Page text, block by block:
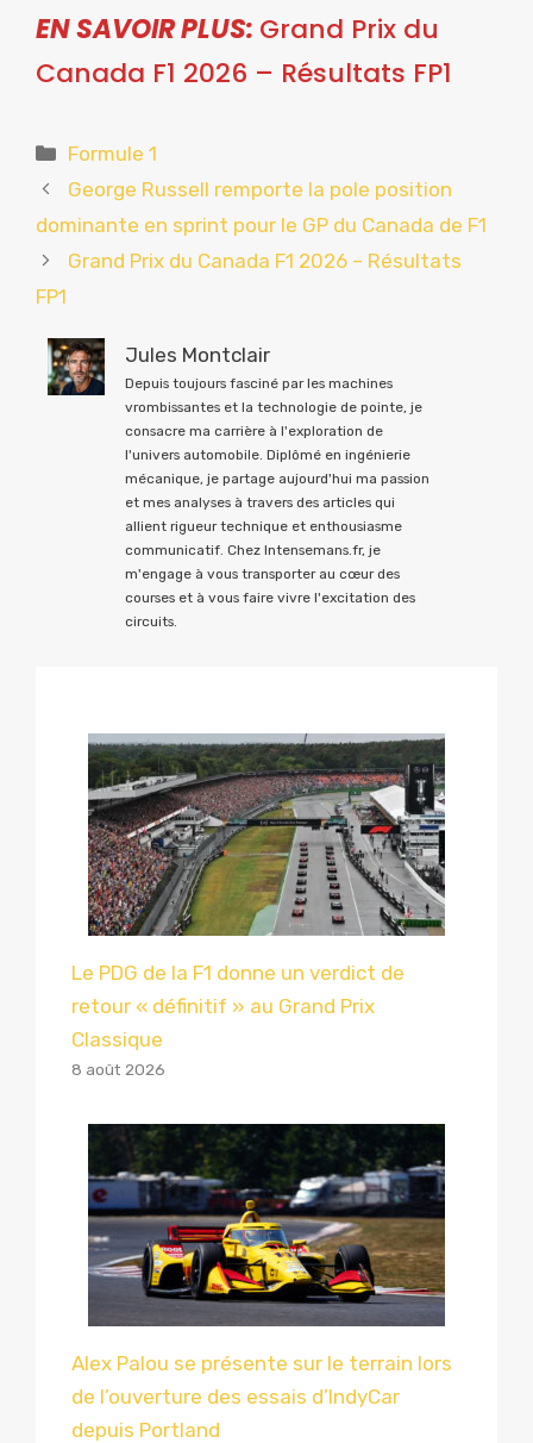
EN SAVOIR PLUS: Grand Prix du
Canada F1 2026 – Résultats FP1
Catégories
Formule 1
George Russell remporte la pole position
dominante en sprint pour le GP du Canada de F1
Grand Prix du Canada F1 2026 – Résultats
FP1
Jules Montclair
Depuis toujours fasciné par les machines
vrombissantes et la technologie de pointe, je
consacre ma carrière à l'exploration de
l'univers automobile. Diplômé en ingénierie
mécanique, je partage aujourd'hui ma passion
et mes analyses à travers des articles qui
allient rigueur technique et enthousiasme
communicatif. Chez Intensemans.fr, je
m'engage à vous transporter au cœur des
courses et à vous faire vivre l'excitation des
circuits.
Le PDG de la F1 donne un verdict de
retour « définitif » au Grand Prix
Classique
8 août 2026
Alex Palou se présente sur le terrain lors
de l’ouverture des essais d’IndyCar
depuis Portland